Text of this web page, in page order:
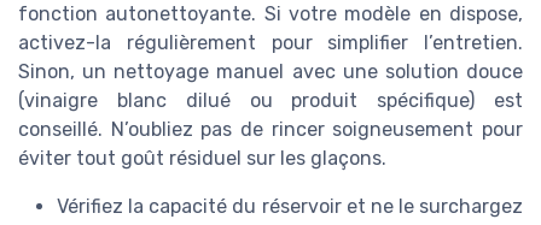
fonction autonettoyante. Si votre modèle en dispose,
activez-la régulièrement pour simplifier l’entretien.
Sinon, un nettoyage manuel avec une solution douce
(vinaigre blanc dilué ou produit spécifique) est
conseillé. N’oubliez pas de rincer soigneusement pour
éviter tout goût résiduel sur les glaçons.
Vérifiez la capacité du réservoir et ne le surchargez